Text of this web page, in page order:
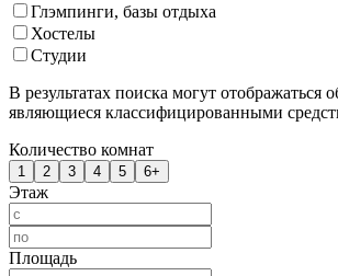
Глэмпинги, базы отдыха
Хостелы
Студии
В результатах поиска могут отображаться
являющиеся классифицированными
Количество комнат
1 2 3 4 5 6+
Этаж
Площадь